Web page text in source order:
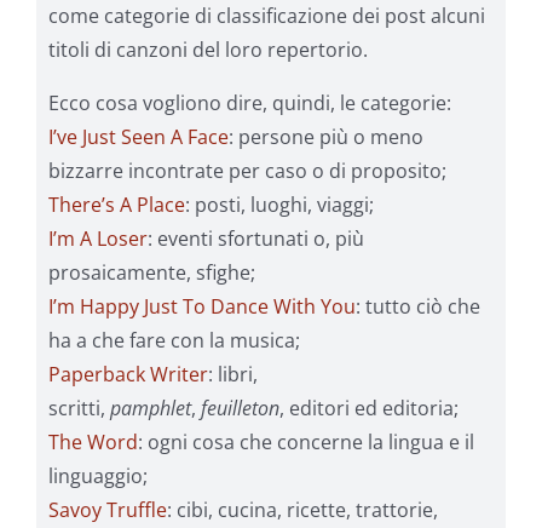
come categorie di classificazione dei post alcuni
titoli di canzoni del loro repertorio.
Ecco cosa vogliono dire, quindi, le categorie:
I’ve Just Seen A Face: persone più o meno
bizzarre incontrate per caso o di proposito;
There’s A Place: posti, luoghi, viaggi;
I’m A Loser: eventi sfortunati o, più
prosaicamente, sfighe;
I’m Happy Just To Dance With You: tutto ciò che
ha a che fare con la musica;
Paperback Writer: libri,
scritti, pamphlet, feuilleton, editori ed editoria;
The Word: ogni cosa che concerne la lingua e il
linguaggio;
Savoy Truffle: cibi, cucina, ricette, trattorie,